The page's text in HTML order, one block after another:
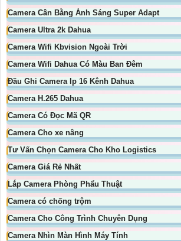
Camera Cân Bằng Ánh Sáng Super Adapt
Camera Ultra 2k Dahua
Camera Wifi Kbvision Ngoài Trời
Camera Wifi Dahua Có Màu Ban Đêm
Đầu Ghi Camera Ip 16 Kênh Dahua
Camera H.265 Dahua
Camera Có Đọc Mã QR
Camera Cho xe nâng
Tư Vấn Chọn Camera Cho Kho Logistics
Camera Giá Rẻ Nhất
Lắp Camera Phòng Phẩu Thuật
Camera có chống trộm
Camera Cho Công Trình Chuyên Dụng
Camera Nhìn Màn Hình Máy Tính